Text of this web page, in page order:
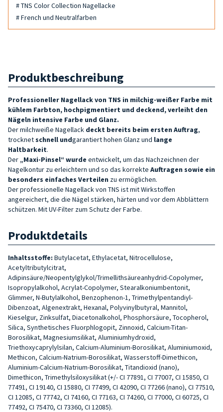
# TNS Color Collection Nagellacke
# French und Neutralfarben
Produktbeschreibung
Professioneller Nagellack von TNS in milchig-weißer Farbe mit
kühlem Farbton, hochpigmentiert und deckend, verleiht den
Nägeln intensive Farbe und Glanz.
Der milchweiße Nagellack deckt bereits beim ersten Auftrag,
trocknetschnell undgarantiert hohen Glanz und lange
Haltbarkeit.
Der „Maxi-Pinsel“ wurde entwickelt, um das Nachzeichnen der
Nagelkontur zu erleichtern und so das korrekte Auftragen sowie ein
besonders einfaches Verteilen zu ermöglichen.
Der professionelle Nagellack von TNS ist mit Wirkstoffen
angereichert, die die Nägel stärken, härten und vor dem Abblättern
schützen. Mit UV-Filter zum Schutz der Farbe.
Produktdetails
Inhaltsstoffe: Butylacetat, Ethylacetat, Nitrocellulose,
Acetyltributylcitrat,
Adipinsäure/Neopentylglykol/Trimellithsäureanhydrid-Copolymer,
Isopropylalkohol, Acrylat-Copolymer, Stearalkoniumbentonit,
Glimmer, N-Butylalkohol, Benzophenon-1, Trimethylpentandiyl-
Dibenzoat, Algenextrakt, Hexanal, Polyvinylbutyral, Mannitol,
Kieselgur, Zinksulfat, Diacetonalkohol, Phosphorsäure, Tocopherol,
Silica, Synthetisches Fluorphlogopit, Zinnoxid, Calcium-Titan-
Borosilikat, Magnesiumsilikat, Aluminiumhydroxid,
Triethoxycaprylylsilan, Calcium-Aluminium-Borosilikat, Aluminiumoxid,
Methicon, Calcium-Natrium-Borosilikat, Wasserstoff-Dimethicon,
Aluminium-Calcium-Natrium-Borosilikat, Titandioxid (nano),
Dimethicon, Trimethylsiloxysilikat (+/- CI 77891, CI 77007, CI 15850, CI
77491, CI 19140, CI 15880, CI 77499, CI 42090, CI 77266 (nano), CI 77510,
CI 12085, CI 77742, CI 74160, CI 77163, CI 74260, CI 77000, CI 60725, CI
77492, CI 75470, CI 73360, CI 12085).